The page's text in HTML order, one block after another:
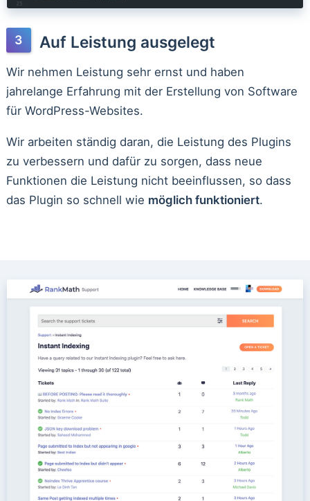
Auf Leistung ausgelegt
Wir nehmen Leistung sehr ernst und haben
jahrelange Erfahrung mit der Erstellung von Software
für WordPress-Websites.
Wir arbeiten ständig daran, die Leistung des Plugins
zu verbessern und dafür zu sorgen, dass neue
Funktionen die Leistung nicht beeinflussen, so dass
das Plugin so schnell wie möglich funktioniert.